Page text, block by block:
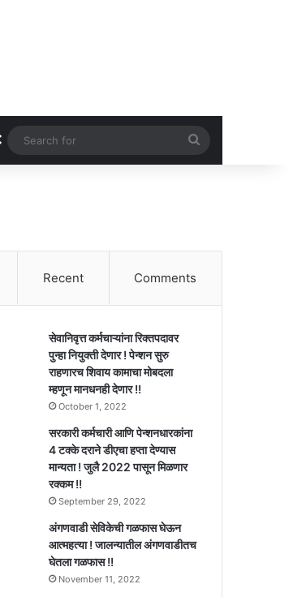
Random Article
for
Recent Comments
सेवानिवृत्त कर्मचाऱ्यांना रिक्तपदावर
पुन्हा नियुक्ती देणार ! पेन्शन सुरु
राहणारच शिवाय कामाचा मोबदला
म्हणून मानधनही देणार !!
October 1, 2022
सरकारी कर्मचारी आणि पेन्शनधारकांना
4 टक्के दराने डीएचा हप्ता देण्यास
मान्यता ! जुलै 2022 पासून मिळणार
रक्कम !!
September 29, 2022
अंगणवाडी सेविकेची गळफास घेऊन
आत्महत्या ! जालन्यातील अंगणवाडीतच
घेतला गळफास !!
November 11, 2022